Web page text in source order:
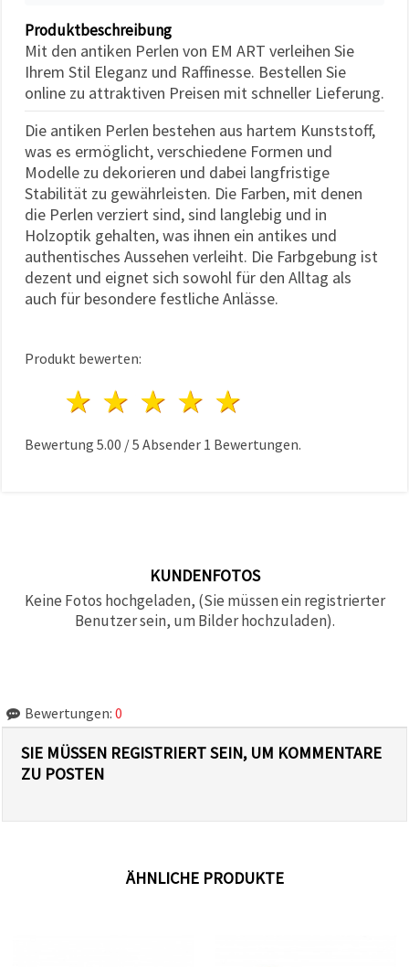
Produktbeschreibung
Mit den antiken Perlen von EM ART verleihen Sie
Ihrem Stil Eleganz und Raffinesse. Bestellen Sie
online zu attraktiven Preisen mit schneller Lieferung.
Die antiken Perlen bestehen aus hartem Kunststoff,
was es ermöglicht, verschiedene Formen und
Modelle zu dekorieren und dabei langfristige
Stabilität zu gewährleisten. Die Farben, mit denen
die Perlen verziert sind, sind langlebig und in
Holzoptik gehalten, was ihnen ein antikes und
authentisches Aussehen verleiht. Die Farbgebung ist
dezent und eignet sich sowohl für den Alltag als
auch für besondere festliche Anlässe.
Produkt bewerten:
4 Sterne
3 Sterne
2 Sterne
1 Stern
Bewertung 5.00 /5 Absender 1 Bewertungen.
KUNDENFOTOS
Keine Fotos hochgeladen, (Sie müssen ein registrierter
Benutzer sein, um Bilder hochzuladen).
Bewertungen: 0
SIE MÜSSEN REGISTRIERT SEIN, UM KOMMENTARE
ZU POSTEN
ÄHNLICHE PRODUKTE